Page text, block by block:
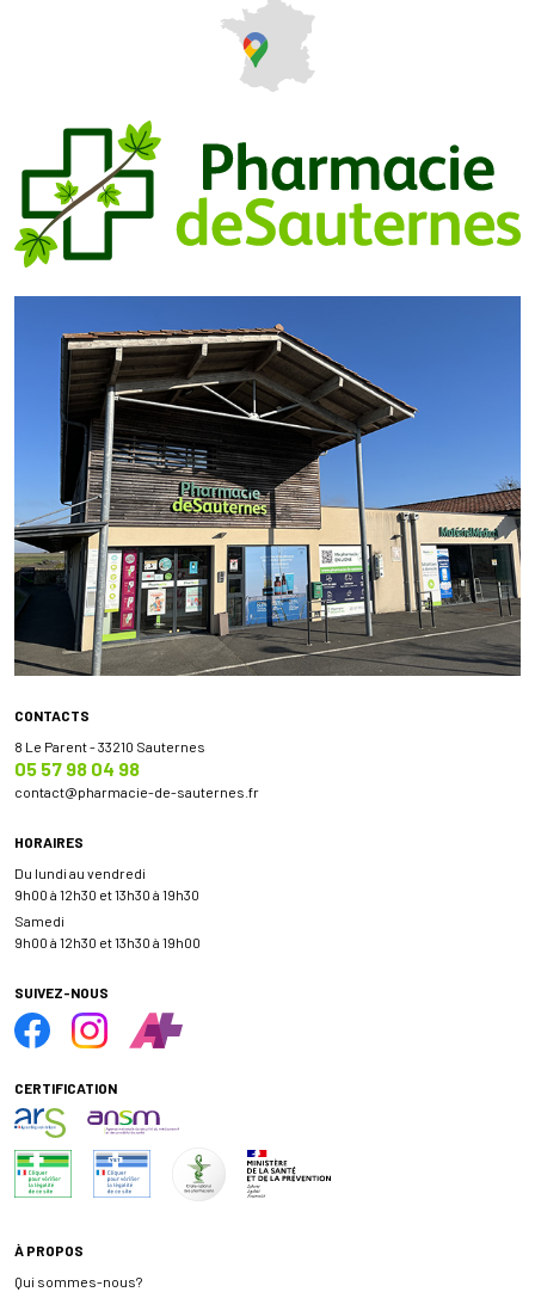
CONTACTS
8 Le Parent - 33210 Sauternes
05 57 98 04 98
contact@pharmacie-de-sauternes.fr
HORAIRES
Du lundi au vendredi
9h00 à 12h30 et 13h30 à 19h30
Samedi
9h00 à 12h30 et 13h30 à 19h00
SUIVEZ-NOUS
CERTIFICATION
À PROPOS
Qui sommes-nous?